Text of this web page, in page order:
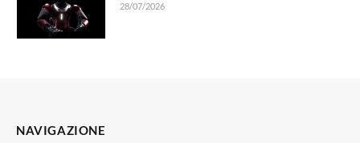
28/07/2026
NAVIGAZIONE